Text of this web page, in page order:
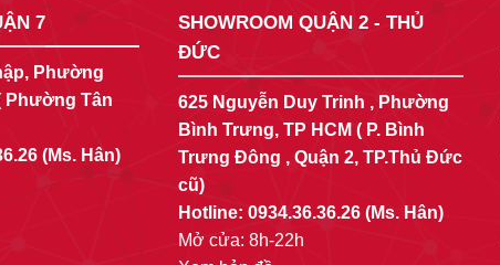
7
Phường
Phường Tân
(Ms. Hân)
SHOWROOM QUẬN 2 - THỦ
ĐỨC
625 Nguyễn Duy Trinh , Phường
Bình Trưng, TP HCM ( P. Bình
Trưng Đông , Quận 2, TP.Thủ Đức
cũ)
Hotline: 0934.36.36.26 (Ms. Hân)
Mở cửa: 8h-22h